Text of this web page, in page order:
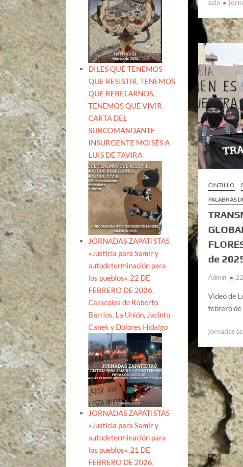
ezln
CINTILLO
PALABRAS
de
Admin
Video de
febrero
jornadas
DILES QUE TENEMOS
QUE RESISTIR, TENEMOS
QUE REBELARNOS,
TENEMOS QUE VIVIR.
CARTA DEL
SUBCOMANDANTE
INSURGENTE MOISÉS A
LUIS DE TAVIRA
JORNADAS ZAPATISTAS
«Justicia para Samir y
autodeterminación para
los pueblos». 22 DE
FEBRERO DE 2026,
Caracoles de Roberto
Barrios, La Unión, Jacinto
Canek y Dolores Hidalgo
JORNADAS ZAPATISTAS
«Justicia para Samir y
autodeterminación para
los pueblos». 21 DE
FEBRERO DE 2026,